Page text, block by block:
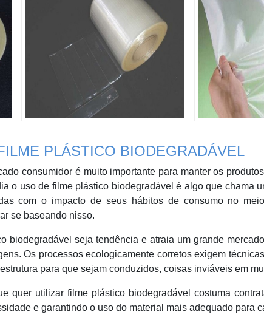
PLÁSTICO BIODEGRADÁVEL
consumidor é muito importante para manter os
o uso de filme plástico biodegradável é algo que chama
com o impacto de seus hábitos de consumo no
se baseando nisso.
biodegradável seja tendência e atraia um grande
Os processos ecologicamente corretos exigem
para que sejam conduzidos, coisas inviáveis em
quer utilizar filme plástico biodegradável costuma
e garantindo o uso do material mais adequado para